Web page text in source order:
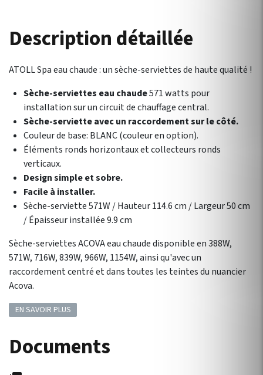
Description détaillée
ATOLL Spa eau chaude : un sèche-serviettes de haute qualité !
Sèche-serviettes eau chaude571 watts pour
installation sur un circuit de chauffage central.
Sèche-serviette avec un raccordement sur le côté.
Couleur de base: BLANC (couleur en option).
Éléments ronds horizontaux et collecteurs ronds
verticaux.
Design simple et sobre.
Facile à installer.
Sèche-serviette 571W / Hauteur 114.6 cm / Largeur 50 cm
/ Épaisseur installée 9.9 cm
Sèche-serviettes ACOVA eau chaude disponible en 388W,
571W, 716W, 839W, 966W, 1154W, ainsi qu'avec un
raccordement centré et dans toutes les teintes du nuancier
Acova.
EN SAVOIR PLUS
Documents